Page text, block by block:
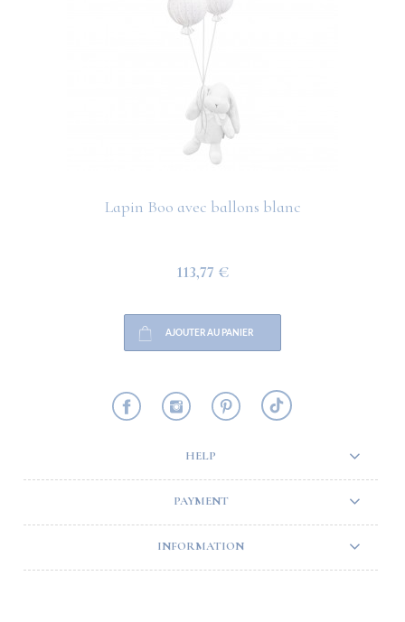
Lapin Boo avec ballons blanc
113,77 €
AJOUTER AU PANIER
HELP
PAYMENT
INFORMATION